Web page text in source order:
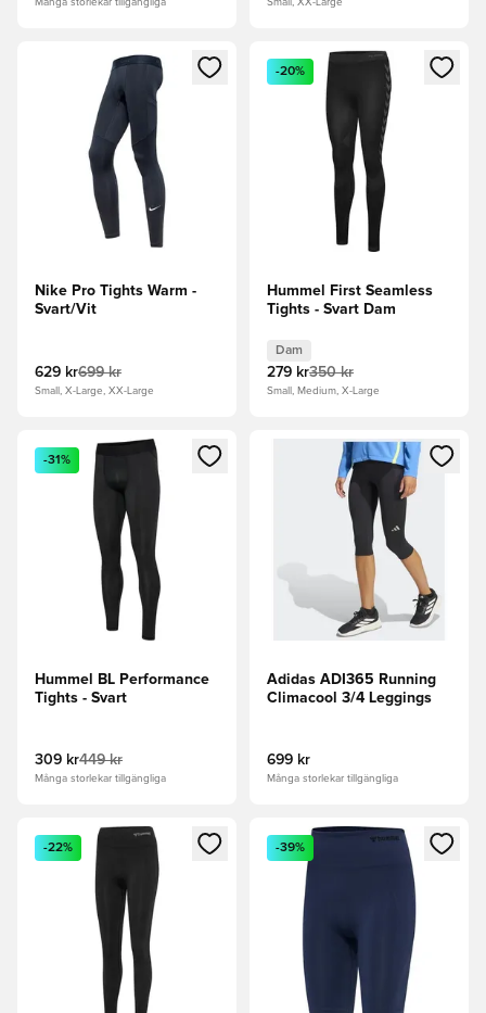
Många storlekar tillgängliga Small, XX-Large
Öppnar en Modal för att logga in eller registrera dig som
Nike Pro Tights Warm -
Svart/Vit
629 kr699 kr
Small, X-Large, XX-Large
Öppnar en Modal för att
-20%
Hummel First Seamless
Tights - Svart Dam
Dam
279 kr350 kr
Small, Medium, X-Large
Öppnar en Modal för att logga in eller registrera dig som
-31%
Hummel BL Performance
Tights - Svart
309 kr449 kr
Många storlekar tillgängliga
Öppnar en Modal för att
Adidas ADI365 Running
Climacool 3/4 Leggings
699 kr
Många storlekar tillgängliga
Öppnar en Modal för att logga in eller registrera dig som
-22%
Öppnar en Modal för att
-39%